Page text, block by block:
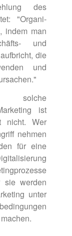
des
"Organi­
indem man
und
die
und
ist
nicht. Wer
nehmen
für eine
sie werden
unter